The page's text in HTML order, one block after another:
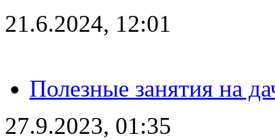
21.6.2024, 12:01
Полезные занятия на
27.9.2023, 01:35